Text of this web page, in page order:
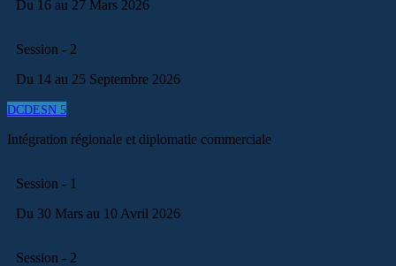
Du 16 au 27 Mars 2026
Session - 2
Du 14 au 25 Septembre 2026
DCDESN 5
Intégration régionale et diplomatie commerciale
Session - 1
Du 30 Mars au 10 Avril 2026
Session - 2